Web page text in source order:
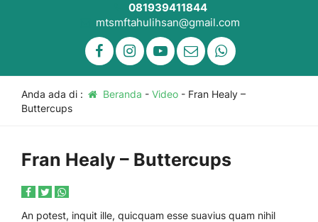
081939411844
mtsmftahulihsan@gmail.com
Anda ada di : Beranda - Video- Fran Healy –
Buttercups
Fran Healy – Buttercups
An potest, inquit ille, quicquam esse suavius quam nihil